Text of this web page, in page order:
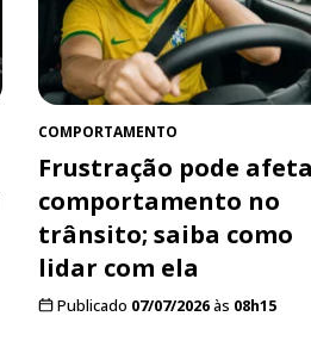
COMPORTAMENTO
Frustração pode
comportamento no
trânsito; saiba como
lidar com ela
Publicado 07/07/2026às 08h15